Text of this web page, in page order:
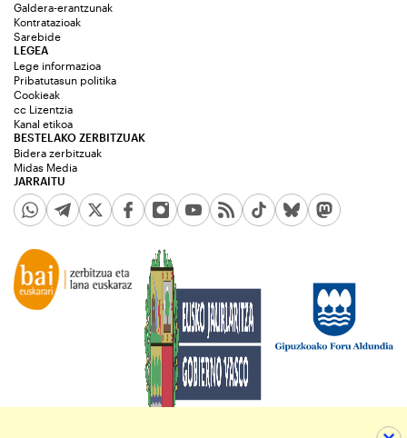
Galdera-erantzunak
Kontratazioak
Sarebide
JARRAITU
LEGEA
Lege informazioa
Pribatutasun politika
Cookieak
cc Lizentzia
Kanal etikoa
BESTELAKO ZERBITZUAK
Bidera zerbitzuak
Midas Media